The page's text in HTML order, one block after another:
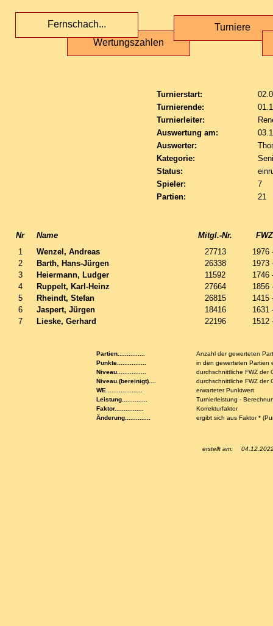
Wertungszahlen
Fernschach... Turniere
Turnierstart:
Turnierende:
Turnierleiter:
Auswertung am:
Auswerter:
Kategorie:
Status:
Spieler:
7
Partien:
21
Nr Name Mitgl.-Nr.
1
Wenzel, Andreas 27713
1976
2
Barth, Hans-Jürgen 26338
1973
3
Heiermann, Ludger 11592
1746
4
Ruppelt, Karl-Heinz 27664
1856
5
Rheindt, Stefan 26815
1415
6
Jaspert, Jürgen 18416
1631
7
Lieske, Gerhard 22196 1512
Partien...............
Anzahl der gewerteten
Punkte................
in den gewerteten Partien
Niveau................
durchschnittliche FWZ der
Niveau.(bereinigt)....
durchschnittliche FWZ der
WE....................
erwarteter Punktwert
Leistung..............
Turnierleistung -
Faktor................
Korrekturfaktor
Änderung..............
ergibt sich aus Faktor *
erstellt am: